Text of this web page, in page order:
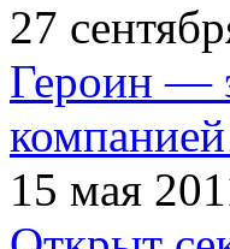
27
Героин —
15 мая